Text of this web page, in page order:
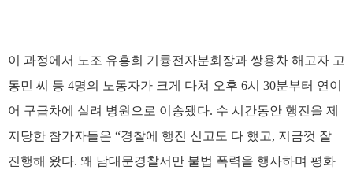
이 과정에서 노조 유흥희 기륭전자분회장과 쌍용차 해고자 고
동민 씨 등 4명의 노동자가 크게 다쳐 오후 6시 30분부터 연이
어 구급차에 실려 병원으로 이송됐다. 수 시간동안 행진을 제
지당한 참가자들은 “경찰에 행진 신고도 다 했고, 지금껏 잘
진행해 왔다. 왜 남대문경찰서만 불법 폭력을 행사하며 평화